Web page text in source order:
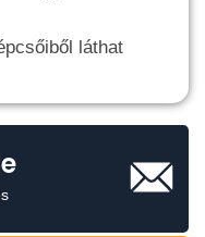
láthat